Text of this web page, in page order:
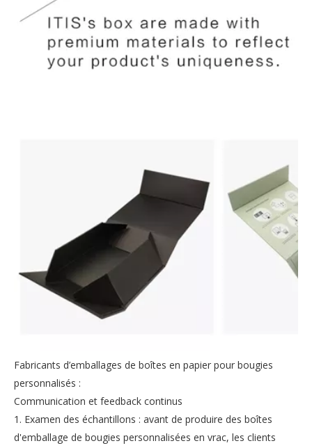
Fabricants d’emballages de boîtes en papier pour bougies
personnalisés :
Communication et feedback continus
1. Examen des échantillons : avant de produire des boîtes
d'emballage de bougies personnalisées en vrac, les clients